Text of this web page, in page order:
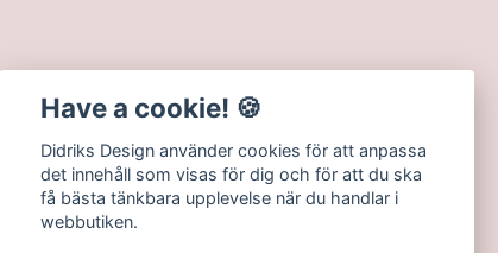
Have a cookie! 🍪
Didriks Design använder cookies för att anpassa
det innehåll som visas för dig och för att du ska
få bästa tänkbara upplevelse när du handlar i
webbutiken.